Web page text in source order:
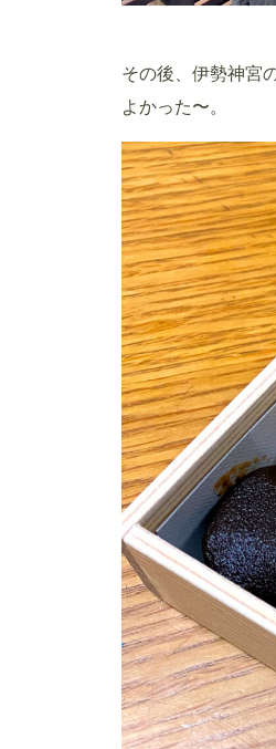
その後、伊勢神宮
よかった〜。